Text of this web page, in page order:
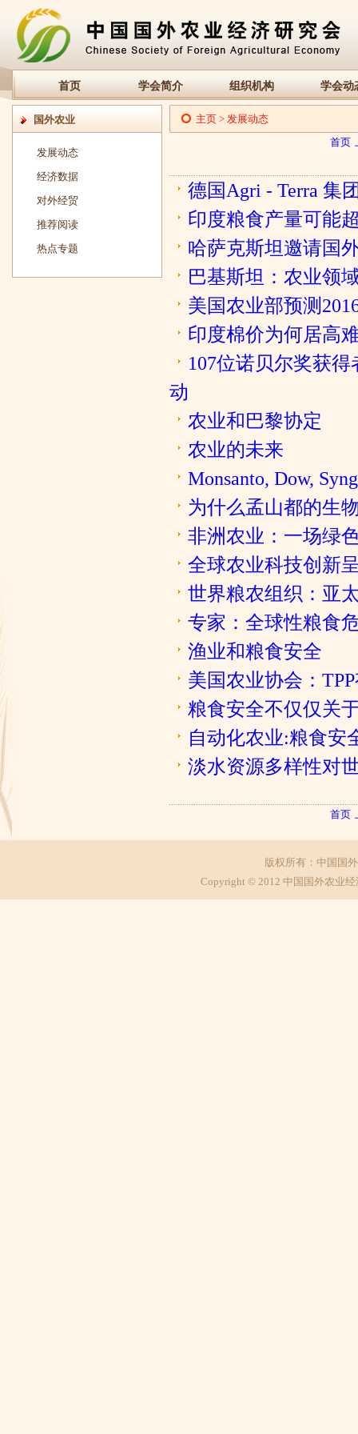
首页 学会简介 组织机构 学会动
国外农业
发展动态
经济数据
对外经贸
推荐阅读
热点专题
主页 > 发展动态
首页
德国Agri - Terra 集
印度粮食产量可能
哈萨克斯坦邀请国
巴基斯坦：农业领
美国农业部预测
印度棉价为何居高
107位诺贝尔奖获
动
农业和巴黎协定
农业的未来
Monsanto, Dow,
为什么孟山都的生
非洲农业：一场绿
全球农业科技创新
世界粮农组织：亚
专家：全球性粮食
渔业和粮食安全
美国农业协会：
粮食安全不仅仅关
自动化农业:粮食安
淡水资源多样性对
首页
版权所有：中国国
Copyright © 2012 中国国外农业经